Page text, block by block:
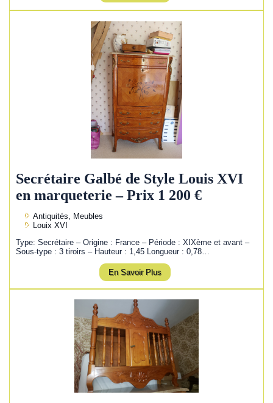
Secrétaire Galbé de Style Louis XVI
en marqueterie – Prix 1 200 €
Antiquités, Meubles
Louix XVI
Type: Secrétaire – Origine : France – Période : XIXème et avant –
Sous-type : 3 tiroirs – Hauteur : 1,45 Longueur : 0,78…
En Savoir Plus